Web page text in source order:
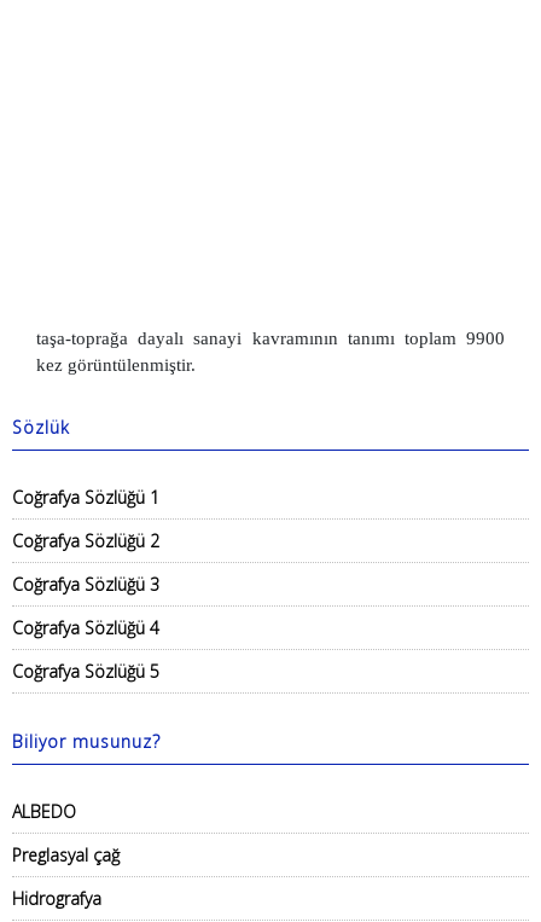
taşa-toprağa dayalı sanayi kavramının tanımı toplam 9900
kez görüntülenmiştir.
Sözlük
Coğrafya Sözlüğü 1
Coğrafya Sözlüğü 2
Coğrafya Sözlüğü 3
Coğrafya Sözlüğü 4
Coğrafya Sözlüğü 5
Biliyor musunuz?
ALBEDO
Preglasyal çağ
Hidrografya